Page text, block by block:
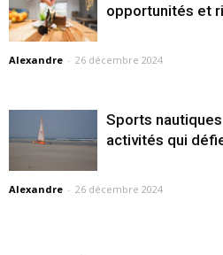
opportunités et
Alexandre - 26 décembre 2024
Sports
activités qui
Alexandre - 26 décembre 2024